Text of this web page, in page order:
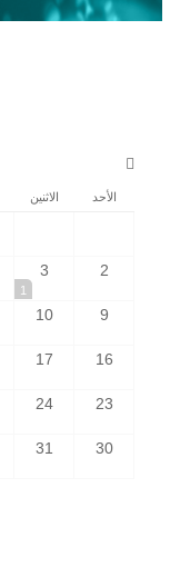
الأحد الاثنين
2
3
1
9
10
16
17
23
24
30
31